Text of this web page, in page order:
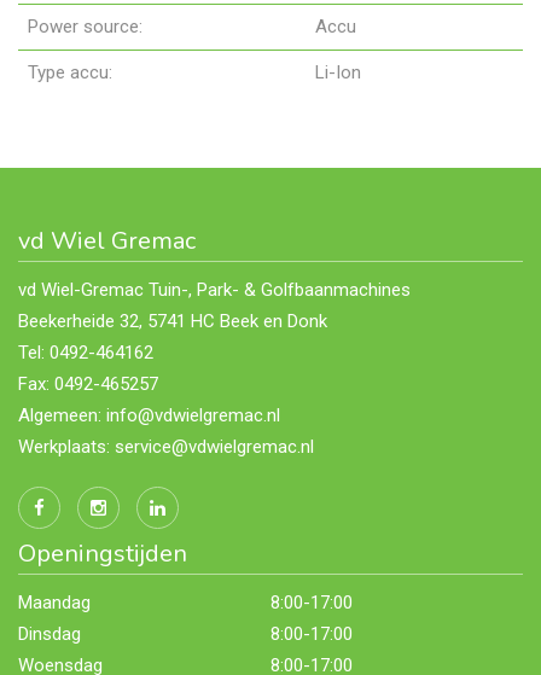
Power source: Accu
Type accu: Li-Ion
vd Wiel Gremac
vd Wiel-Gremac Tuin-, Park- & Golfbaanmachines
Beekerheide 32, 5741 HC Beek en Donk
Tel: 0492-464162
Fax: 0492-465257
Algemeen: info@vdwielgremac.nl
Werkplaats: service@vdwielgremac.nl
Openingstijden
Maandag
8:00-17:00
Dinsdag
8:00-17:00
Woensdag
8:00-17:00